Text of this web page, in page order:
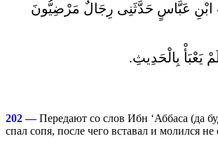
ابْنِ عَبَّاسٍ حَدَّثَنِى رِجَالٌ مَرْضِيُّونَ
يَعْبَأْ بِالْحَدِيثِ.
202 —Передают со слов Ибн ‘Аббаса (да
спал сопя, после чего вставал и молился